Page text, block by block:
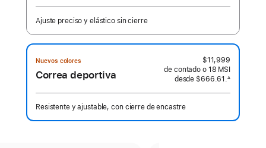
Ajuste preciso y elástico sin cierre
Nuevos colores
Correa deportiva
$11,999
de contado o 18 MSI
desde $666.61.∆
Resistente y ajustable, con cierre de encastre